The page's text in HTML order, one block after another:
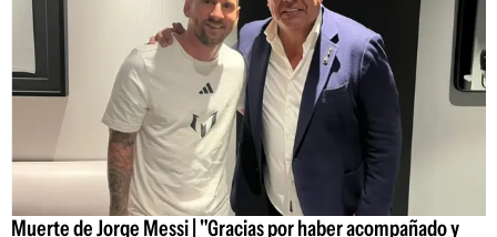
Muerte de Jorge Messi | "Gracias por haber acompañado y